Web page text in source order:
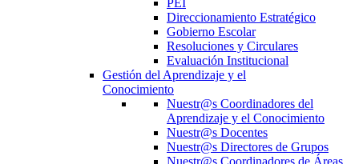
PEI
Direccionamiento Estratégico
Gobierno Escolar
Resoluciones y Circulares
Evaluación Institucional
Gestión del Aprendizaje y el
Conocimiento
Nuestr@s Coordinadores del
Aprendizaje y el Conocimiento
Nuestr@s Docentes
Nuestr@s Directores de Grupos
Nuestr@s Coordinadores de Áreas